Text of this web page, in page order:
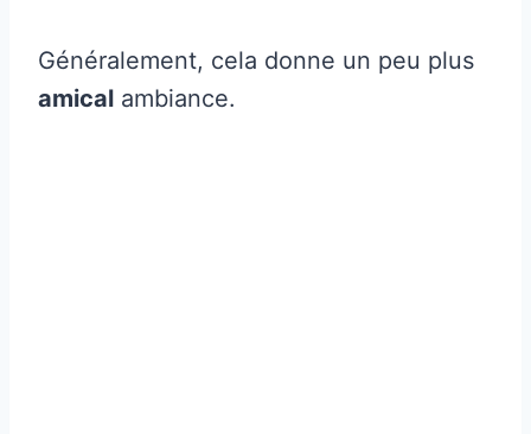
Généralement, cela donne un peu plus
amical ambiance.